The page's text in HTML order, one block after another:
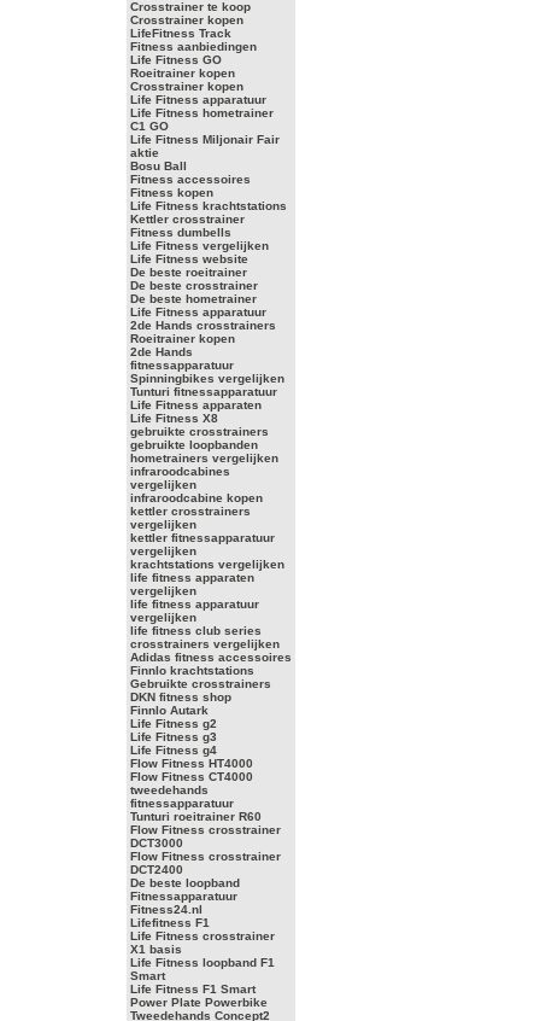
Crosstrainer te koop
Crosstrainer kopen
LifeFitness Track
Fitness aanbiedingen
Life Fitness GO
Roeitrainer kopen
Crosstrainer kopen
Life Fitness apparatuur
Life Fitness hometrainer
C1 GO
Life Fitness Miljonair Fair
aktie
Bosu Ball
Fitness accessoires
Fitness kopen
Life Fitness krachtstations
Kettler crosstrainer
Fitness dumbells
Life Fitness vergelijken
Life Fitness website
De beste roeitrainer
De beste crosstrainer
De beste hometrainer
Life Fitness apparatuur
2de Hands crosstrainers
Roeitrainer kopen
2de Hands
fitnessapparatuur
Spinningbikes vergelijken
Tunturi fitnessapparatuur
Life Fitness apparaten
Life Fitness X8
gebruikte crosstrainers
gebruikte loopbanden
hometrainers vergelijken
infraroodcabines
vergelijken
infraroodcabine kopen
kettler crosstrainers
vergelijken
kettler fitnessapparatuur
vergelijken
krachtstations vergelijken
life fitness apparaten
vergelijken
life fitness apparatuur
vergelijken
life fitness club series
crosstrainers vergelijken
Adidas fitness accessoires
Finnlo krachtstations
Gebruikte crosstrainers
DKN fitness shop
Finnlo Autark
Life Fitness g2
Life Fitness g3
Life Fitness g4
Flow Fitness HT4000
Flow Fitness CT4000
tweedehands
fitnessapparatuur
Tunturi roeitrainer R60
Flow Fitness crosstrainer
DCT3000
Flow Fitness crosstrainer
DCT2400
De beste loopband
Fitnessapparatuur
Fitness24.nl
Lifefitness F1
Life Fitness crosstrainer
X1 basis
Life Fitness loopband F1
Smart
Life Fitness F1 Smart
Power Plate Powerbike
Tweedehands Concept2